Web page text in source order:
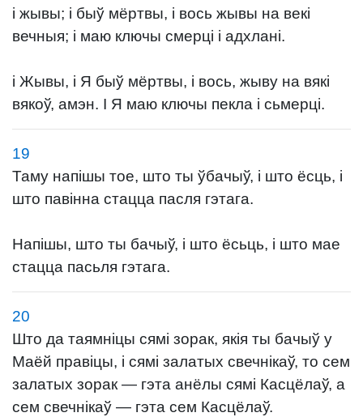
і жывы; і быў мёртвы, і вось жывы на векі
вечныя; і маю ключы смерці і адхлані.
і Жывы, і Я быў мёртвы, і вось, жыву на вякі
вякоў, амэн. І Я маю ключы пекла і сьмерці.
19
Таму напішы тое, што ты ўбачыў, і што ёсць, і
што павінна стацца пасля гэтага.
Напішы, што ты бачыў, і што ёсьць, і што мае
стацца пасьля гэтага.
20
Што да таямніцы сямі зорак, якія ты бачыў у
Маёй правіцы, і сямі залатых свечнікаў, то сем
залатых зорак — гэта анёлы сямі Касцёлаў, а
сем свечнікаў — гэта сем Касцёлаў.